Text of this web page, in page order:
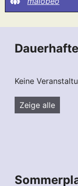
Keine
Zeige alle